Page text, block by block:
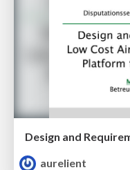
aurelient